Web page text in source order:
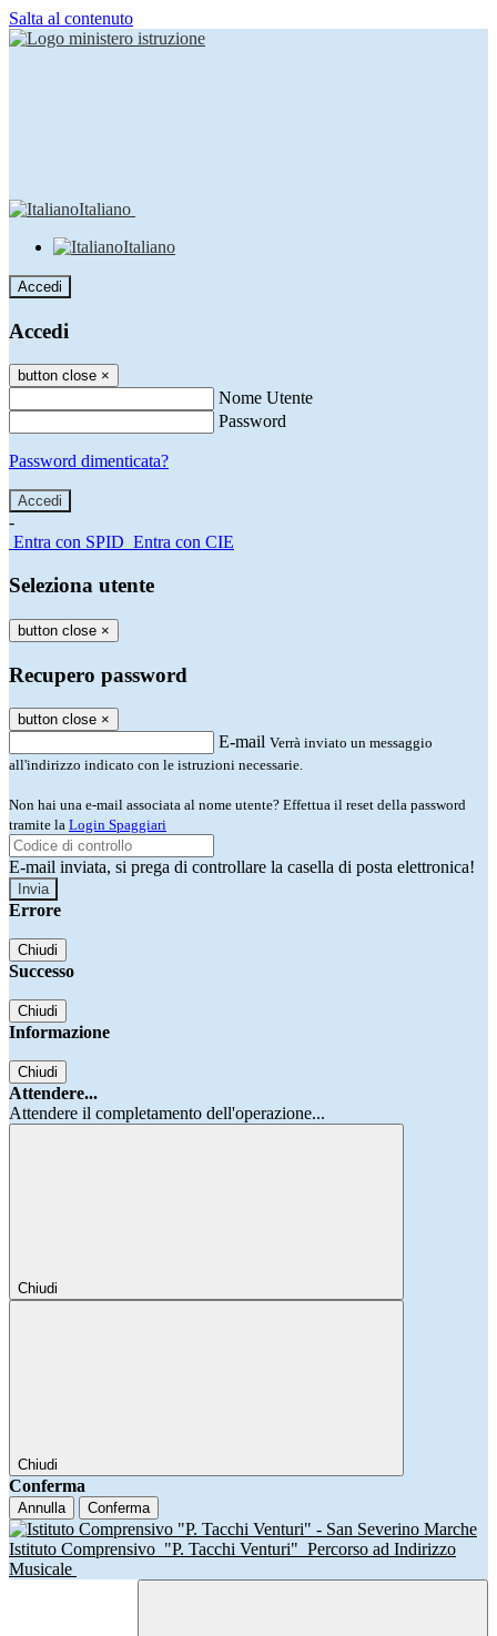
Salta al contenuto
Italiano
Italiano
Accedi
Accedi
button close ×
Nome Utente
Password
Password dimenticata?
-
Entra con SPID Entra con CIE
Seleziona utente
button close ×
Recupero password
button close ×
E-mail Verrà inviato un messaggio
all'indirizzo indicato con le istruzioni necessarie.
Non hai una e-mail associata al nome utente? Effettua il reset della password
tramite la Login Spaggiari
E-mail inviata, si prega di controllare la casella di posta elettronica!
Errore
Chiudi
Successo
Chiudi
Informazione
Chiudi
Attendere...
Attendere il completamento dell'operazione...
Chiudi
Chiudi
Conferma
Annulla Conferma
Istituto Comprensivo "P. Tacchi Venturi" Percorso ad Indirizzo
Musicale